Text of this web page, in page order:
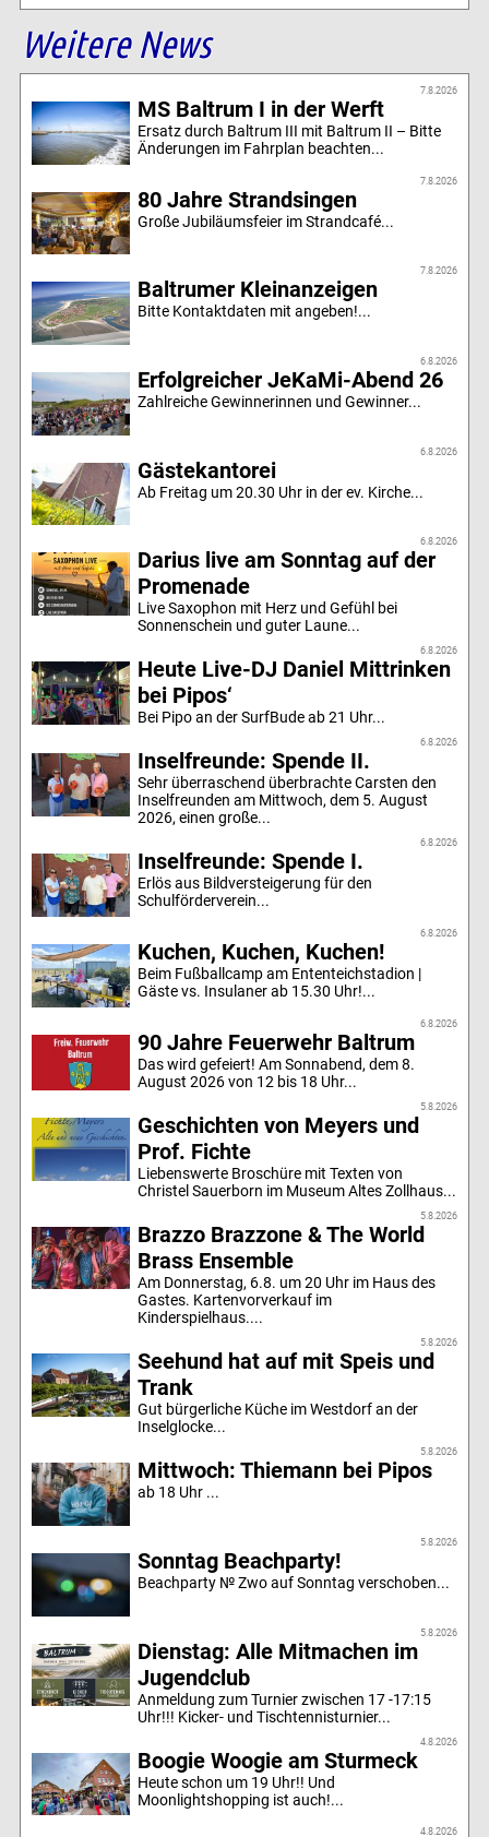
Weitere News
7.8.2026
MS Baltrum I in der Werft
Ersatz durch Baltrum III mit Baltrum II – Bitte
Änderungen im Fahrplan beachten...
7.8.2026
80 Jahre Strandsingen
Große Jubiläumsfeier im Strandcafé...
7.8.2026
Baltrumer Kleinanzeigen
Bitte Kontaktdaten mit angeben!...
6.8.2026
Erfolgreicher JeKaMi-Abend 26
Zahlreiche Gewinnerinnen und Gewinner...
6.8.2026
Gästekantorei
Ab Freitag um 20.30 Uhr in der ev. Kirche...
6.8.2026
Darius live am Sonntag auf der
Promenade
Live Saxophon mit Herz und Gefühl bei
Sonnenschein und guter Laune...
6.8.2026
Heute Live-DJ Daniel Mittrinken
bei Pipos‘
Bei Pipo an der SurfBude ab 21 Uhr...
6.8.2026
Inselfreunde: Spende II.
Sehr überraschend überbrachte Carsten den
Inselfreunden am Mittwoch, dem 5. August
2026, einen große...
6.8.2026
Inselfreunde: Spende I.
Erlös aus Bildversteigerung für den
Schulförderverein...
6.8.2026
Kuchen, Kuchen, Kuchen!
Beim Fußballcamp am Ententeichstadion |
Gäste vs. Insulaner ab 15.30 Uhr!...
6.8.2026
90 Jahre Feuerwehr Baltrum
Das wird gefeiert! Am Sonnabend, dem 8.
August 2026 von 12 bis 18 Uhr...
5.8.2026
Geschichten von Meyers und
Prof. Fichte
Liebenswerte Broschüre mit Texten von
Christel Sauerborn im Museum Altes Zollhaus...
5.8.2026
Brazzo Brazzone & The World
Brass Ensemble
Am Donnerstag, 6.8. um 20 Uhr im Haus des
Gastes. Kartenvorverkauf im
Kinderspielhaus....
5.8.2026
Seehund hat auf mit Speis und
Trank
Gut bürgerliche Küche im Westdorf an der
Inselglocke...
5.8.2026
Mittwoch: Thiemann bei Pipos
ab 18 Uhr ...
5.8.2026
Sonntag Beachparty!
Beachparty № Zwo auf Sonntag verschoben...
5.8.2026
Dienstag: Alle Mitmachen im
Jugendclub
Anmeldung zum Turnier zwischen 17 -17:15
Uhr!!! Kicker- und Tischtennisturnier...
4.8.2026
Boogie Woogie am Sturmeck
Heute schon um 19 Uhr!! Und
Moonlightshopping ist auch!...
4.8.2026